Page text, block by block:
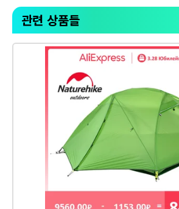
관련 상품들